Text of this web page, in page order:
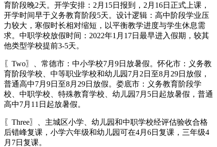
育阶段晚2天。开学安排：2月15日报到，2月16日正式上课，
开学时间早于义务教育阶段5天。设计逻辑：高中阶段学业压
力较大，寒假时长相对缩短，以平衡教学进度与学生休息需
求。中职学校放假时间：2022年1月17日最早进入假期，较其
他类型学校提前3-5天。
〖Two〗、常德市：中小学校7月9日放暑假。怀化市：义务教
育阶段学校、中等职业学校和幼儿园7月2日至8月29日放假，
普通高中7月9日至8月29日放假。娄底市：义务教育阶段学
校、中职学校、特殊教育学校、幼儿园7月5日起放暑假，普通
高中7月11日起放暑假。
〖Three〗、主城区小学、幼儿园和中职学校经评估验收合格
后错峰复课，小学六年级和幼儿园可在4月6日复课，三年级4
月7日复课。